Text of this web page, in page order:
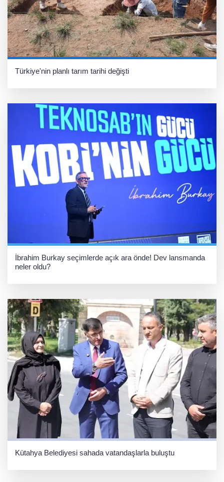
Türkiye'nin planlı tarım tarihi değişti
İbrahim Burkay seçimlerde açık ara önde! Dev lansmanda
neler oldu?
Kütahya Belediyesi sahada vatandaşlarla buluştu